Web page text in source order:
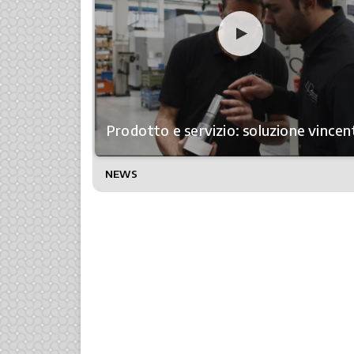
Prodotto e servizio: soluzione
NEWS